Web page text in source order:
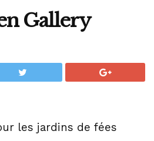
Gallery
les jardins de fées